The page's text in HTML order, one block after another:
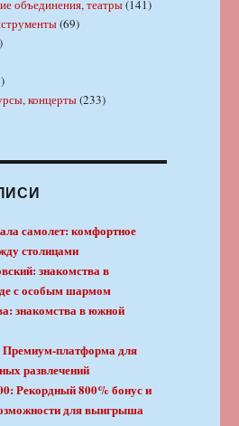
объединения, театры(141)
(69)
концерты(233)
самолет: комфортное
столицами
знакомства в
с особым шармом
знакомства в южной
платформа для
развлечений
Рекордный 800% бонус и
для выигрыша